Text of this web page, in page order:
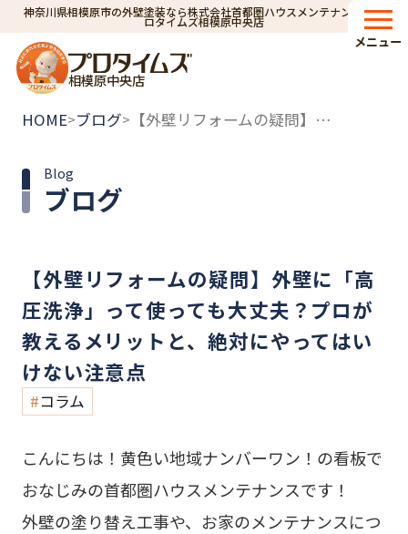
神奈川県相模原市の外壁塗装なら株式会社首都圏ハウスメンテナンス｜プ
ロタイムズ相模原中央店
相模原中央店
メニュー
HOME>ブログ> 【外壁リフォームの疑問】外壁に「高圧洗浄」って使っても大丈夫？プロが教えるメリットと、絶対にやってはいけない注意点
ブログ
Blog
【外壁リフォームの疑問】外壁に「高
圧洗浄」って使っても大丈夫？プロが
教えるメリットと、絶対にやってはい
けない注意点
コラム
こんにちは！黄色い地域ナンバーワン！の看板で
おなじみの首都圏ハウスメンテナンスです！
外壁の塗り替え工事や、お家のメンテナンスにつ